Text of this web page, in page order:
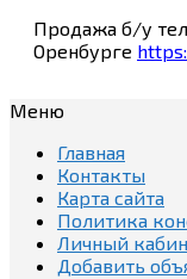
Продажа б/у
Оренбурге
Меню
Главная
Контакты
Карта сайта
Политика
Личный
Добавить